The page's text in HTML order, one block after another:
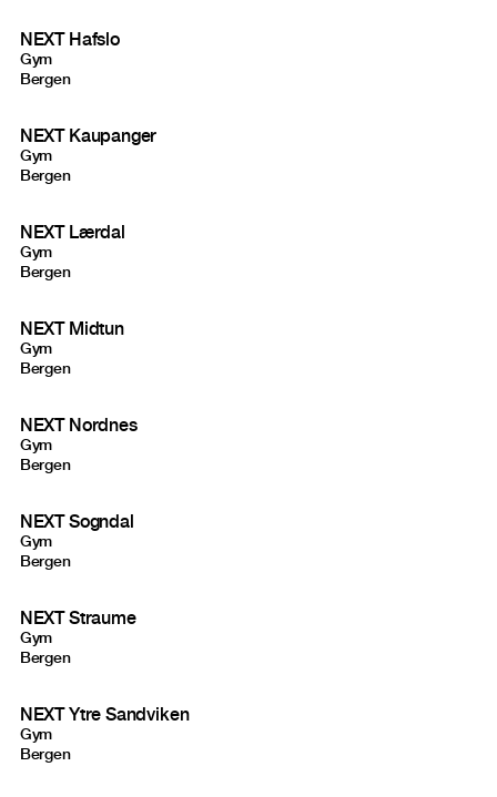
NEXT Hafslo
Gym
Bergen
NEXT Kaupanger
Gym
Bergen
NEXT Lærdal
Gym
Bergen
NEXT Midtun
Gym
Bergen
NEXT Nordnes
Gym
Bergen
NEXT Sogndal
Gym
Bergen
NEXT Straume
Gym
Bergen
NEXT Ytre Sandviken
Gym
Bergen